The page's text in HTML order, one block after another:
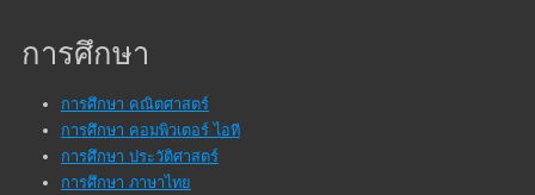
การศึกษา
การศึกษา คณิตศาสตร์
การศึกษา คอมพิวเตอร์ ไอที
การศึกษา ประวัติศาสตร์
การศึกษา ภาษาไทย